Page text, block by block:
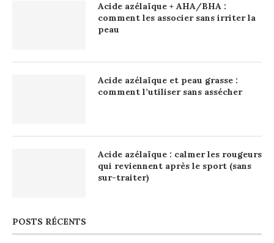
Acide azélaïque + AHA/BHA :
comment les associer sans irriter la
peau
Acide azélaïque et peau grasse :
comment l’utiliser sans assécher
Acide azélaïque : calmer les rougeurs
qui reviennent après le sport (sans
sur-traiter)
POSTS RÉCENTS